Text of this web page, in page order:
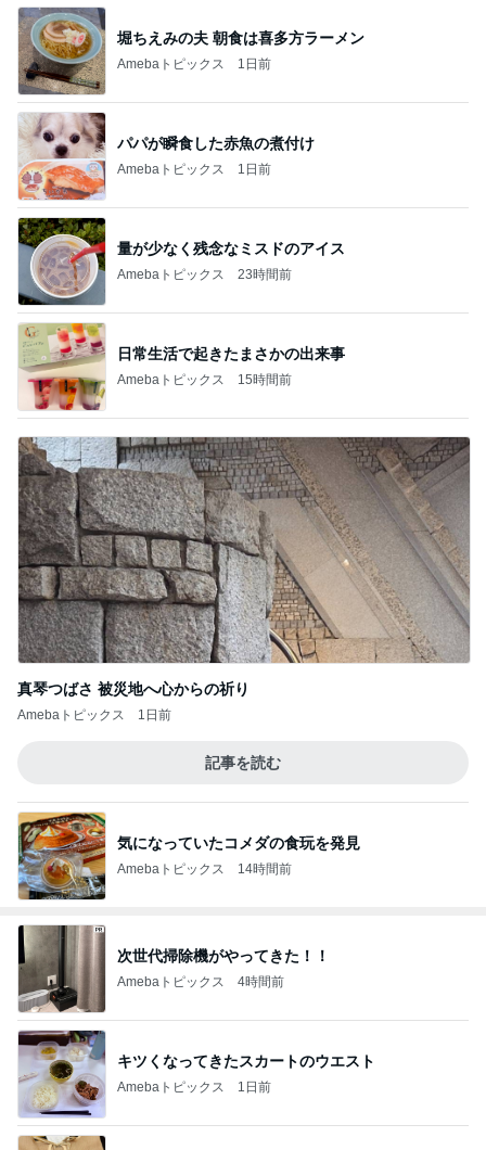
堀ちえみの夫 朝食は喜多方ラーメン
Amebaトピックス 1日前
パパが瞬食した赤魚の煮付け
Amebaトピックス 1日前
量が少なく残念なミスドのアイス
Amebaトピックス 23時間前
日常生活で起きたまさかの出来事
Amebaトピックス 15時間前
真琴つばさ 被災地へ心からの祈り
Amebaトピックス 1日前
記事を読む
気になっていたコメダの食玩を発見
Amebaトピックス 14時間前
次世代掃除機がやってきた！！
Amebaトピックス 4時間前
キツくなってきたスカートのウエスト
Amebaトピックス 1日前